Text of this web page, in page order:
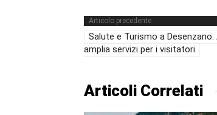
Articolo precedente
Salute e Turismo a Desenzano:
amplia servizi per i visitatori
Articoli Correlati